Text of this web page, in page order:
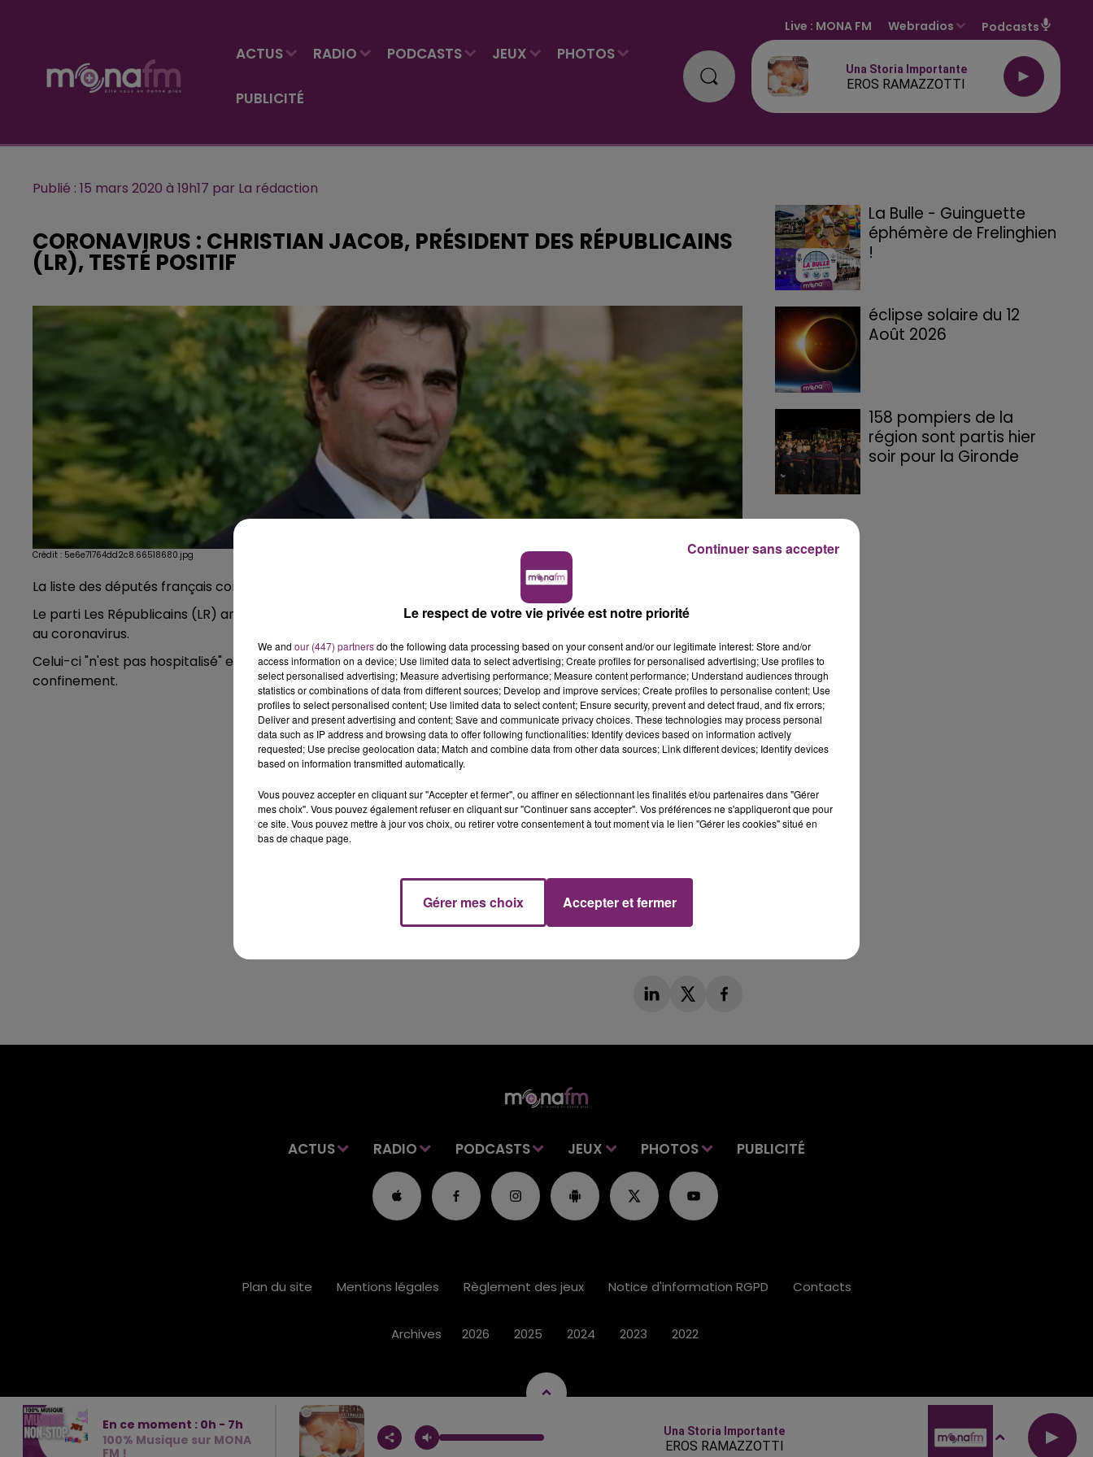
ACTUS RADIO PODCASTS JEUX PHOTOS
PUBLICITÉ
Live : MONA FM Webradios Podcasts
Una Storia Importante
EROS RAMAZZOTTI
Publié : 15 mars 2020 à 19h17 par La rédaction
CORONAVIRUS : CHRISTIAN JACOB, PRÉSIDENT DES RÉPUBLICAINS
(LR), TESTÉ POSITIF
Crédit : 5e6e71764dd2c8.66518680.jpg
La liste des députés français contaminés par le Covid-19 s'allonge encore.
Le parti Les Républicains (LR) annonce ce dimanche soir que son président, Christian Jacob, a été testé positif
au coronavirus.
Celui-ci "n'est pas hospitalisé" et "il a été confiné à son domicile" où il est astreint à des mesures de
confinement.
La Bulle - Guinguette
éphémère de Frelinghien
!
éclipse solaire du 12
Août 2026
158 pompiers de la
région sont partis hier
soir pour la Gironde
ACTUS RADIO PODCASTS JEUX PHOTOS PUBLICITÉ
En ce moment : 0h - 7h
100% Musique sur MONA
FM !
Una Storia Importante
EROS RAMAZZOTTI
Plan du site Mentions légales Règlement des jeux Notice d'information RGPD Contacts
Archives 2026 2025 2024 2023 2022
Le respect de votre vie privée est notre priorité
We and our (447) partnersdo the following data processing based on your consent and/or our legitimate interest: Store and/or
access information on a device; Use limited data to select advertising; Create profiles for personalised advertising; Use profiles to
select personalised advertising; Measure advertising performance; Measure content performance; Understand audiences through
statistics or combinations of data from different sources; Develop and improve services; Create profiles to personalise content; Use
profiles to select personalised content; Use limited data to select content; Ensure security, prevent and detect fraud, and fix errors;
Deliver and present advertising and content; Save and communicate privacy choices. These technologies may process personal
data such as IP address and browsing data to offer following functionalities: Identify devices based on information actively
requested; Use precise geolocation data; Match and combine data from other data sources; Link different devices; Identify devices
based on information transmitted automatically.
Vous pouvez accepter en cliquant sur "Accepter et fermer", ou affiner en sélectionnant les finalités et/ou partenaires dans "Gérer
mes choix". Vous pouvez également refuser en cliquant sur "Continuer sans accepter". Vos préférences ne s'appliqueront que pour
ce site. Vous pouvez mettre à jour vos choix, ou retirer votre consentement à tout moment via le lien "Gérer les cookies" situé en
bas de chaque page.
Gérer mes choix Accepter et fermer
Continuer sans accepter